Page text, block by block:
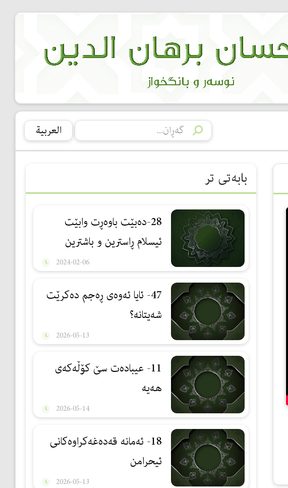
العربیة
بابەتی تر
28-دەبێت باوەڕت وابێت
ئیسلام ڕاسترین و باشترین
2024-02-06
47- ئایا ئەوەی ڕەجم دەكرێت
شەیتانە؟
2026-05-13
11- عیبادەت سێ كۆڵەكەی
هەیە
2026-05-14
18- ئەمانە قەدەغەكراوەكانی
ئیحرامن
2026-05-13